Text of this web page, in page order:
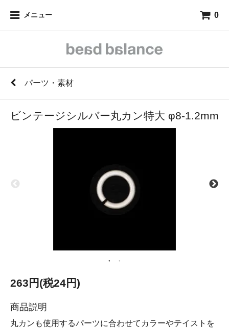
メニュー 0
パーツ・素材
ビンテージシルバー丸カン特大 φ8-1.2mm
263円(税24円)
商品説明
丸カンも使用するパーツに合わせてカラーやテイストを